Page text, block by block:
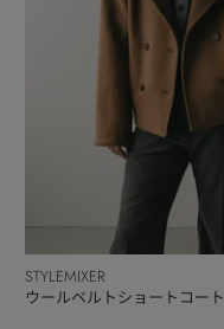
STYLEMIXER
ウールベルトショートコート